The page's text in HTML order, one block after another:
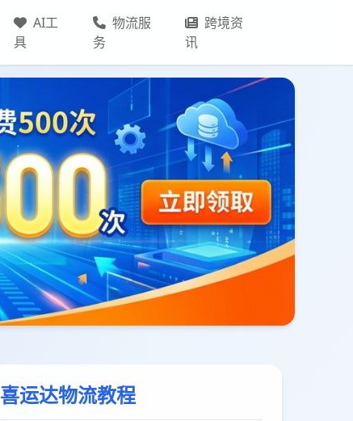
AI工
具
物流服
务
跨境资
讯
喜运达物流教程